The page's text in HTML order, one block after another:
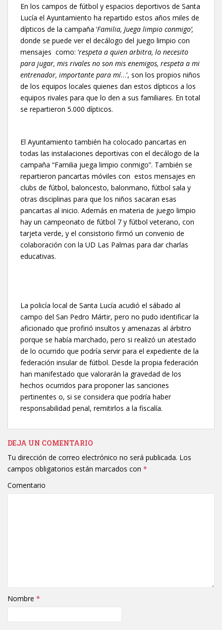
En los campos de fútbol y espacios deportivos de Santa
Lucía el Ayuntamiento ha repartido estos años miles de
dípticos de la campaña ‘Familia, Juega limpio conmigo’,
donde se puede ver el decálogo del juego limpio con
mensajes como: ‘respeta a quien arbitra, lo necesito
para jugar, mis rivales no son mis enemigos, respeta a mi
entrenador, importante para mí…’, son los propios niños
de los equipos locales quienes dan estos dípticos a los
equipos rivales para que lo den a sus familiares. En total
se repartieron 5.000 dípticos.
El Ayuntamiento también ha colocado pancartas en
todas las instalaciones deportivas con el decálogo de la
campaña “Familia juega limpio conmigo”. También se
repartieron pancartas móviles con estos mensajes en
clubs de fútbol, baloncesto, balonmano, fútbol sala y
otras disciplinas para que los niños sacaran esas
pancartas al inicio. Además en materia de juego limpio
hay un campeonato de fútbol 7 y fútbol veterano, con
tarjeta verde, y el consistorio firmó un convenio de
colaboración con la UD Las Palmas para dar charlas
educativas.
La policía local de Santa Lucía acudió el sábado al
campo del San Pedro Mártir, pero no pudo identificar la
aficionado que profirió insultos y amenazas al árbitro
porque se había marchado, pero si realizó un atestado
de lo ocurrido que podría servir para el expediente de la
federación insular de fútbol. Desde la propia federación
han manifestado que valorarán la gravedad de los
hechos ocurridos para proponer las sanciones
pertinentes o, si se considera que podría haber
responsabilidad penal, remitirlos a la fiscalía.
DEJA UN COMENTARIO
Tu dirección de correo electrónico no será publicada. Los
campos obligatorios están marcados con *
Comentario
Nombre *